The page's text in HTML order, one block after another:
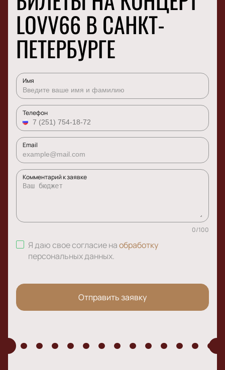
LOVV66 В САНКТ-
ПЕТЕРБУРГЕ
Имя
Телефон
Email
Комментарий к заявке
0/100
Я даю свое согласие наобработку
персональных данных.
Отправить заявку